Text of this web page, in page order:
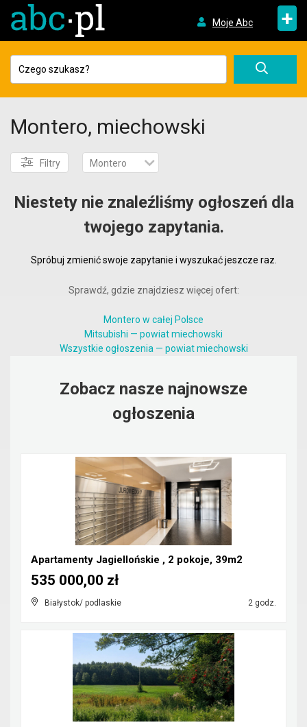
Moje Abc +
Montero, miechowski
Filtry Montero
Niestety nie znaleźliśmy ogłoszeń dla
twojego zapytania.
Spróbuj zmienić swoje zapytanie i wyszukać jeszcze raz.
Sprawdź, gdzie znajdziesz więcej ofert:
Montero w całej Polsce
Mitsubishi — powiat miechowski
Wszystkie ogłoszenia — powiat miechowski
Zobacz nasze najnowsze
ogłoszenia
Apartamenty Jagiellońskie , 2 pokoje, 39m2
Białystok/ podlaskie 2 godz.
535 000,00 zł